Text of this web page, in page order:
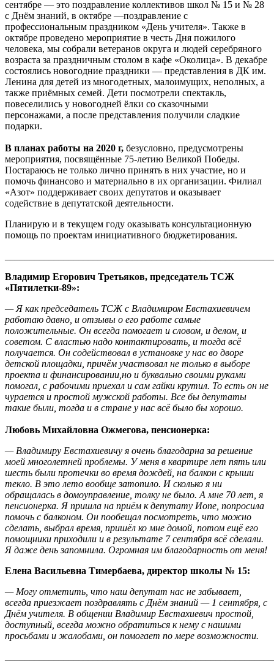
сентябре — это поздравление коллективов школ № 15 и № 28
с Днём знаний, в октябре —поздравление с
профессиональным праздником «День учителя». Также в
октябре проведено мероприятие в честь Дня пожилого
человека, мы собрали ветеранов округа и людей серебряного
возраста за праздничным столом в кафе «Околица». В декабре
состоялись новогодние праздники — представления в ДК им.
Ленина для детей из многодетных, малоимущих, неполных, а
также приёмных семей. Дети посмотрели спектакль,
повеселились у новогодней ёлки со сказочными
персонажами, а после представления получили сладкие
подарки.
В планах работы на 2020 г, безусловно, предусмотрены
мероприятия, посвящённые 75-летию Великой Победы.
Постараюсь не только лично принять в них участие, но и
помочь финансово и материально в их организации. Филиал
«Азот» поддерживает своих депутатов и оказывает
содействие в депутатской деятельности.
Планирую и в текущем году оказывать консультационную
помощь по проектам инициативного бюджетирования.
Владимир Егорович Третьяков, председатель ТСЖ
«Пятилетки-89»:
— Я как председатель ТСЖ с Владимиром Евстахиевичем
работаю давно, и отзывы о его работе самые
положительные. Он всегда помогает и словом, и делом, и
советом. С властью надо контактировать, и тогда всё
получается. Он содействовал в установке у нас во дворе
детской площадки, причём участвовал не только в выборе
проекта и финансировании,но и буквально своими руками
помогал, с рабочими приехал и сам гайки крутил. То есть он не
чурается и простой мужской работы. Все бы депутаты
такие были, тогда и в стране у нас всё было бы хорошо.
Любовь Михайловна Ожмегова, пенсионерка:
— Владимиру Евстахиевичу я очень благодарна за решение
моей многолетней проблемы. У меня в квартире лет пять или
шесть были протечки во время дождей, на балкон с крыши
текло. В это лето вообще затопило. И сколько я ни
обращалась в домоуправление, толку не было. А мне 70 лет, я
пенсионерка. Я пришла на приём к депутату Иопе, попросила
помочь с балконом. Он пообещал посмотреть, что можно
сделать, выбрал время, пришёл ко мне домой, потом ещё его
помощники приходили и в результате 7 сентября всё сделали.
Я даже день запомнила. Огромная им благодарность от меня!
Елена Васильевна Тимербаева, директор школы № 15:
— Могу отметить, что наш депутат нас не забывает,
всегда приезжает поздравлять с Днём знаний — 1 сентября, с
Днём учителя. В общении Владимир Евстахиевич простой,
доступный, всегда можно обратиться к нему с нашими
просьбами и жалобами, он помогает по мере возможности.